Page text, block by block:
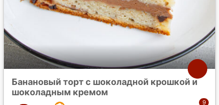
Банановый торт с шоколадной крошкой и
шоколадным кремом